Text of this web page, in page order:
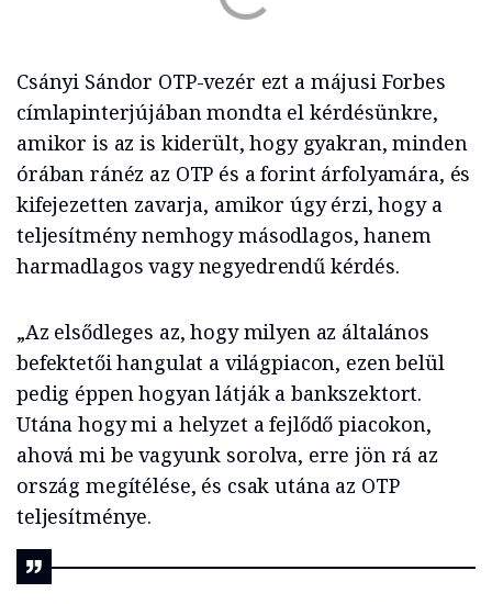
Csányi Sándor OTP-vezér ezt a májusi Forbes
címlapinterjújában mondta el kérdésünkre,
amikor is az is kiderült, hogy gyakran, minden
órában ránéz az OTP és a forint árfolyamára, és
kifejezetten zavarja, amikor úgy érzi, hogy a
teljesítmény nemhogy másodlagos, hanem
harmadlagos vagy negyedrendű kérdés.
„Az elsődleges az, hogy milyen az általános
befektetői hangulat a világpiacon, ezen belül
pedig éppen hogyan látják a bankszektort.
Utána hogy mi a helyzet a fejlődő piacokon,
ahová mi be vagyunk sorolva, erre jön rá az
ország megítélése, és csak utána az OTP
teljesítménye.